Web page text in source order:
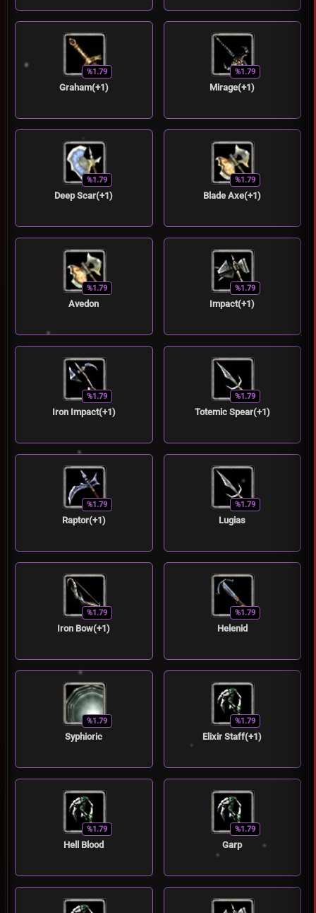
%1.79
Graham(+1)
%1.79
Mirage(+1)
%1.79
Deep Scar(+1)
%1.79
Blade Axe(+1)
%1.79
Avedon
%1.79
Impact(+1)
%1.79
Iron Impact(+1)
%1.79
Totemic Spear(+1)
%1.79
Raptor(+1)
%1.79
Lugias
%1.79
Iron Bow(+1)
%1.79
Helenid
%1.79
Syphioric
%1.79
Elixir Staff(+1)
%1.79
Hell Blood
%1.79
Garp